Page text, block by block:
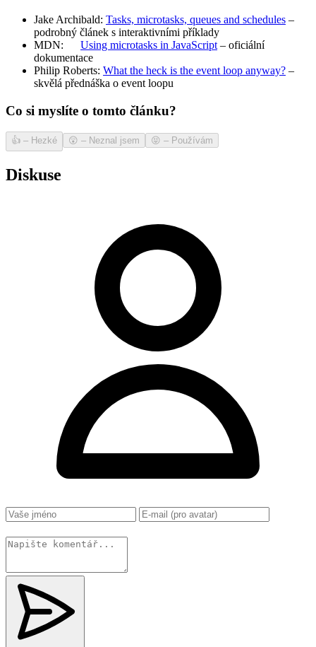
Jake Archibald: Tasks, microtasks, queues and schedules –
podrobný článek s interaktivními příklady
MDN:
Using microtasks in JavaScript – oficiální
dokumentace
Philip Roberts: What the heck is the event loop anyway? –
skvělá přednáška o event loopu
Co si myslíte o tomto článku?
👍 – Hezké 😲 – Neznal jsem 😝 – Používám
Diskuse